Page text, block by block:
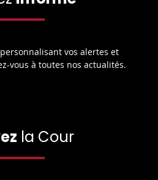
vos alertes et
vous à toutes nos actualités.
la Cour